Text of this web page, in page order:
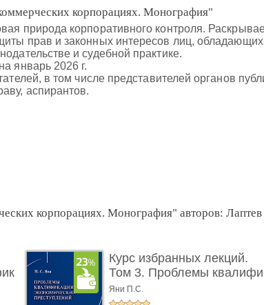
корпорациях. Монография"
природа корпоративного контроля.
прав и законных интересов лиц,
и судебной практике.
январь 2026 г.
в том числе представителей органов
аспирантов.
корпорациях. Монография" авторов:
Курс избранных лекций.
Том 3. Проблемы
...
Яни П.С.